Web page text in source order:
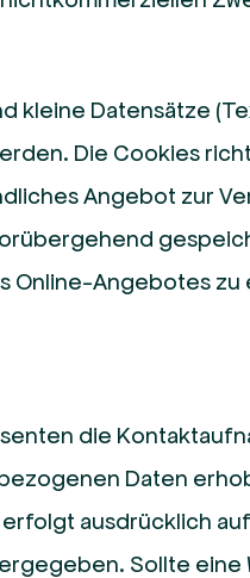
kleine Datensätze
Die Cookies
Angebot zur
Online-Angebotes
die
Daten
ausdrücklich
Sollte